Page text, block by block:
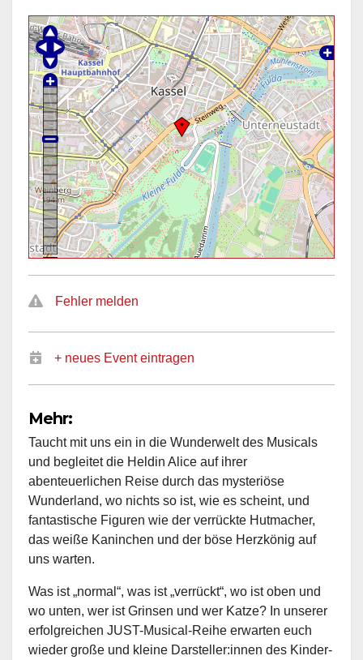
Fehler melden
+ neues Event eintragen
Mehr:
Taucht mit uns ein in die Wunderwelt des Musicals
und begleitet die Heldin Alice auf ihrer
abenteuerlichen Reise durch das mysteriöse
Wunderland, wo nichts so ist, wie es scheint, und
fantastische Figuren wie der verrückte Hutmacher,
das weiße Kaninchen und der böse Herzkönig auf
uns warten.
Was ist „normal“, was ist „verrückt“, wo ist oben und
wo unten, wer ist Grinsen und wer Katze? In unserer
erfolgreichen JUST-Musical-Reihe erwarten euch
wieder große und kleine Darsteller:innen des Kinder-